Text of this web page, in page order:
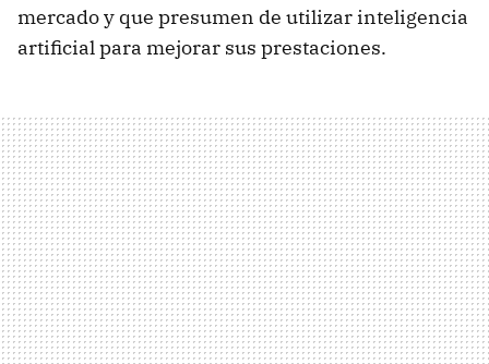
mercado y que presumen de utilizar inteligencia
artificial para mejorar sus prestaciones.